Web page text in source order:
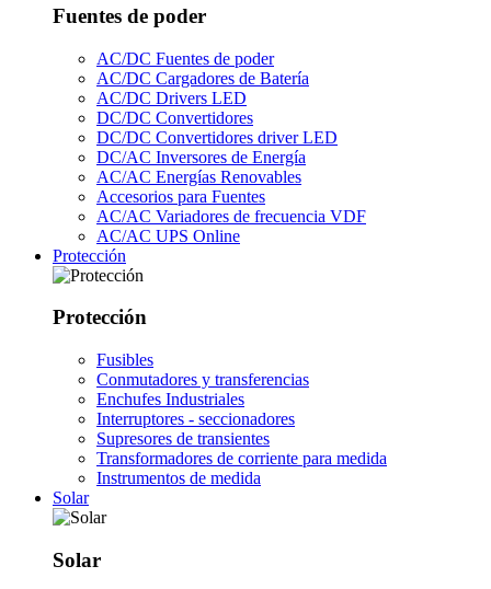
Fuentes de poder
AC/DC Fuentes de poder
AC/DC Cargadores de Batería
AC/DC Drivers LED
DC/DC Convertidores
DC/DC Convertidores driver LED
DC/AC Inversores de Energía
AC/AC Energías Renovables
Accesorios para Fuentes
AC/AC Variadores de frecuencia VDF
AC/AC UPS Online
Protección
Protección
Fusibles
Conmutadores y transferencias
Enchufes Industriales
Interruptores - seccionadores
Supresores de transientes
Transformadores de corriente para medida
Instrumentos de medida
Solar
Solar